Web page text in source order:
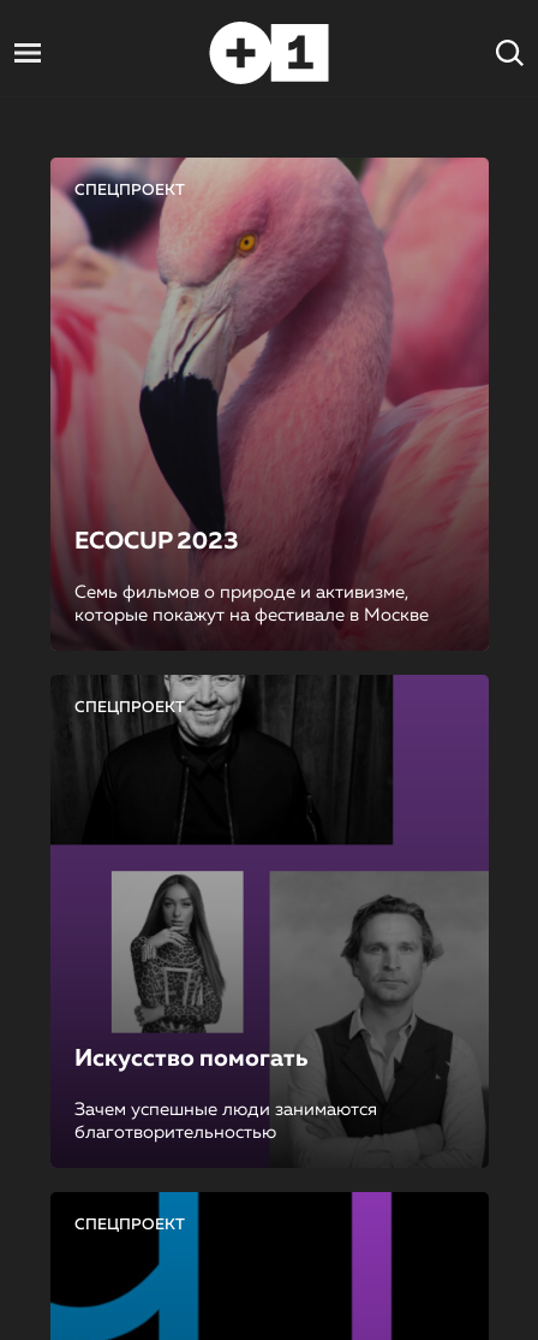
СПЕЦПРОЕКТ
ECOCUP 2023
Семь фильмов о природе и активизме,
которые покажут на фестивале в Москве
СПЕЦПРОЕКТ
Искусство помогать
Зачем успешные люди занимаются
благотворительностью
СПЕЦПРОЕКТ